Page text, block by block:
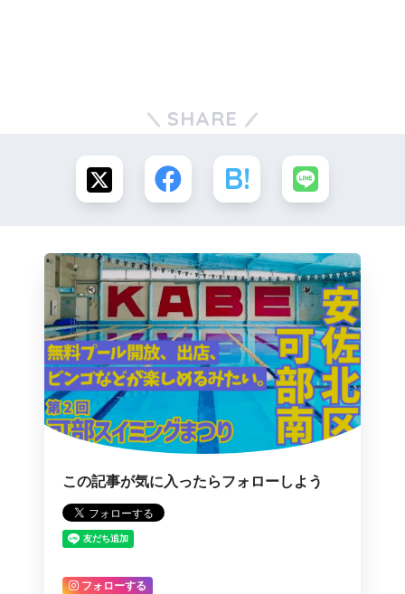
SHARE
この記事が気に入ったらフォローしよう
フォローする